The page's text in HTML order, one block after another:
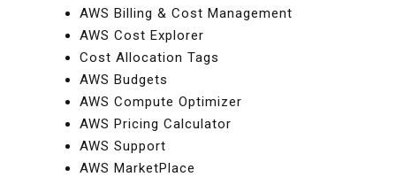
AWS Billing & Cost Management
AWS Cost Explorer
Cost Allocation Tags
AWS Budgets
AWS Compute Optimizer
AWS Pricing Calculator
AWS Support
AWS MarketPlace